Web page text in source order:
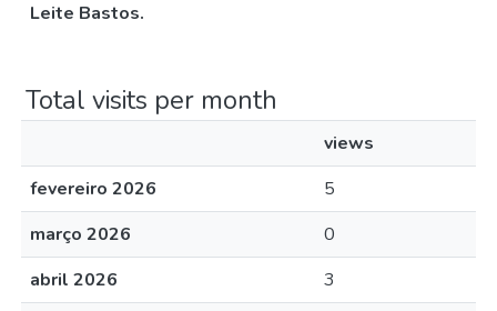
Leite Bastos.
Total visits per month
views
fevereiro 2026
5
março 2026
0
abril 2026
3